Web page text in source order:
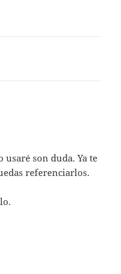
usaré son duda. Ya te
referenciarlos.